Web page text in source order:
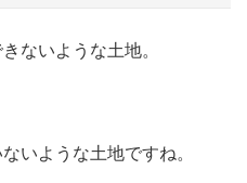
ないような土地。
いような土地ですね。